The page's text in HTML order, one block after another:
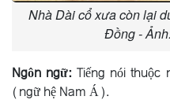
Nhà Dài cổ xưa còn lại
Đồng -
Ngôn ngữ: Tiếng nói
(ngữ hệ Nam Á).